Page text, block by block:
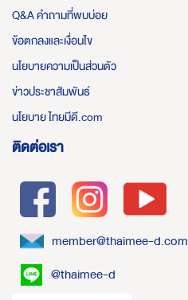
Q&A คำถามที่พบบ่อย
ข้อตกลงและเงื่อนไข
นโยบายความเป็นส่วนตัว
ข่าวประชาสัมพันธ์
นโยบาย ไทยมีดี.com
ติดต่อเรา
member@thaimee-d.com
@thaimee-d